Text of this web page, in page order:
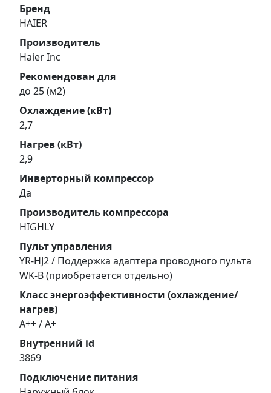
Бренд
HAIER
Производитель
Haier Inc
Рекомендован для
до 25 (м2)
Охлаждение (кВт)
2,7
Нагрев (кВт)
2,9
Инверторный компрессор
Да
Производитель компрессора
HIGHLY
Пульт управления
YR-HJ2 / Поддержка адаптера проводного пульта
WK-B (приобретается отдельно)
Класс энергоэффективности (охлаждение/
нагрев)
A++ / A+
Внутренний id
3869
Подключение питания